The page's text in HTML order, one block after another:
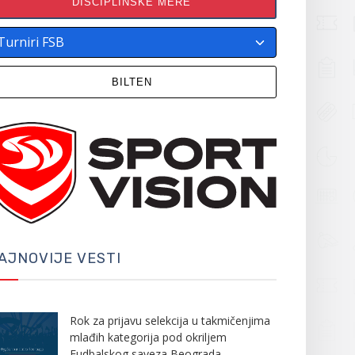
BILTEN
VESTI
Rok za prijavu selekcija u takmičenjima
mlađih kategorija pod okriljem